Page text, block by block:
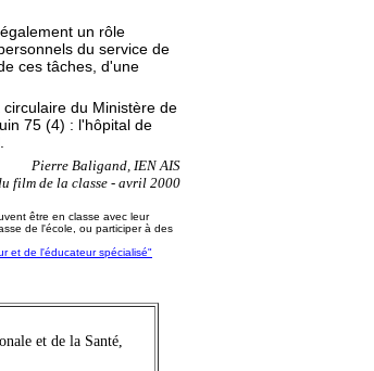
un rôle
du service de
ces tâches, d'une
du Ministère de
75 (4) : l'hôpital de
Pierre Baligand, IEN AIS
film de la classe - avril 2000
être en classe avec leur
de l'école, ou participer à des
et de l'éducateur spécialisé"
et de la Santé,